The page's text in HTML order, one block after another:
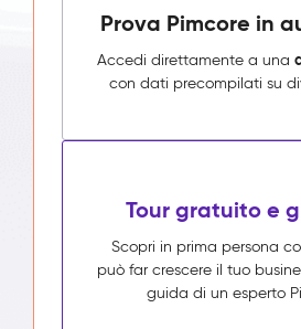
Prova Pimcore in
Accedi direttamente a una
con dati precompilati su
Tour gratuito e
Scopri in prima persona
può far crescere il tuo
guida di un esperto